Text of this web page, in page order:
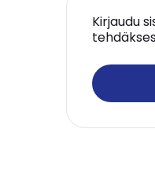
Kirjaudu